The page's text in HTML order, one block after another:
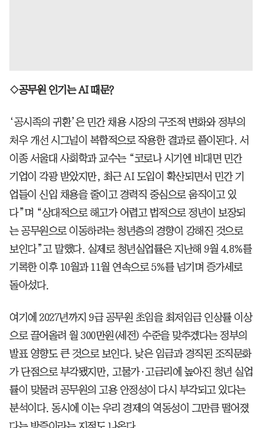
◇공무원 인기는 AI 때문?
‘공시족의 귀환’은 민간 채용 시장의 구조적 변화와 정부의
처우 개선 시그널이 복합적으로 작용한 결과로 풀이된다. 서
이종 서울대 사회학과 교수는 “코로나 시기엔 비대면 민간
기업이 각광 받았지만, 최근 AI 도입이 확산되면서 민간 기
업들이 신입 채용을 줄이고 경력직 중심으로 움직이고 있
다”며 “상대적으로 해고가 어렵고 법적으로 정년이 보장되
는 공무원으로 이동하려는 청년층의 경향이 강해진 것으로
보인다”고 말했다. 실제로 청년실업률은 지난해 9월 4.8%를
기록한 이후 10월과 11월 연속으로 5%를 넘기며 증가세로
돌아섰다.
여기에 2027년까지 9급 공무원 초임을 최저임금 인상률 이상
으로 끌어올려 월 300만원(세전) 수준을 맞추겠다는 정부의
발표 영향도 큰 것으로 보인다. 낮은 임금과 경직된 조직문화
가 단점으로 부각됐지만, 고물가·고금리에 높아진 청년 실업
률이 맞물려 공무원의 고용 안정성이 다시 부각되고 있다는
분석이다. 동시에 이는 우리 경제의 역동성이 그만큼 떨어졌